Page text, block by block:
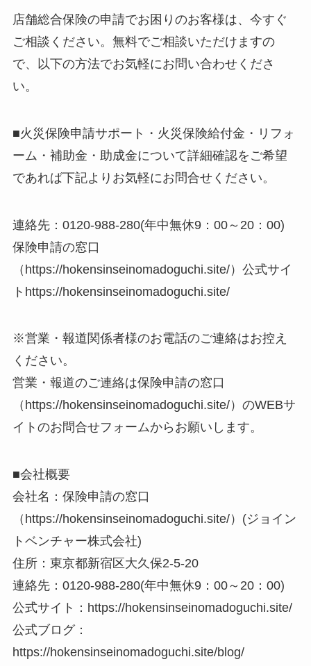
店舗総合保険の申請でお困りのお客様は、今すぐ
ご相談ください。無料でご相談いただけますの
で、以下の方法でお気軽にお問い合わせくださ
い。
■火災保険申請サポート・火災保険給付金・リフォ
ーム・補助金・助成金について詳細確認をご希望
であれば下記よりお気軽にお問合せください。
連絡先：0120-988-280(年中無休9：00～20：00)
保険申請の窓口
（https://hokensinseinomadoguchi.site/）公式サイ
トhttps://hokensinseinomadoguchi.site/
※営業・報道関係者様のお電話のご連絡はお控え
ください。
営業・報道のご連絡は保険申請の窓口
（https://hokensinseinomadoguchi.site/）のWEBサ
イトのお問合せフォームからお願いします。
■会社概要
会社名：保険申請の窓口
（https://hokensinseinomadoguchi.site/）(ジョイン
トベンチャー株式会社)
住所：東京都新宿区大久保2-5-20
連絡先：0120-988-280(年中無休9：00～20：00)
公式サイト：https://hokensinseinomadoguchi.site/
公式ブログ：
https://hokensinseinomadoguchi.site/blog/